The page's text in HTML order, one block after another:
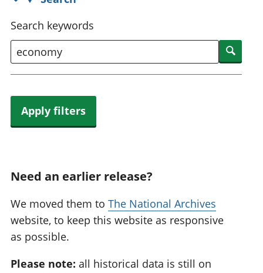
Search keywords
Apply filters
Need an earlier release?
We moved them to The National Archives
website, to keep this website as responsive
as possible.
Please note: all historical data is still on